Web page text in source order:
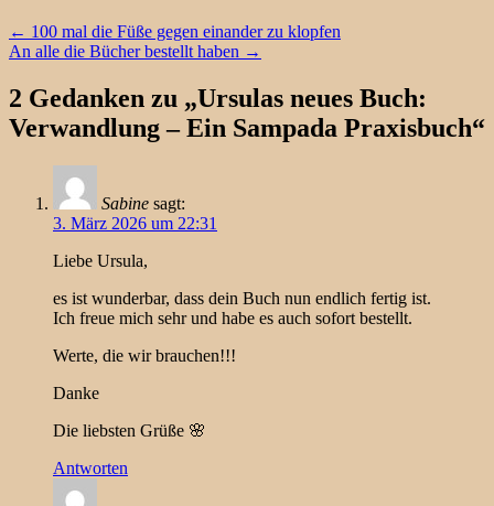
← 100 mal die Füße gegen einander zu klopfen
An alle die Bücher bestellt haben →
2 Gedanken zu „Ursulas neues Buch:
Verwandlung – Ein Sampada Praxisbuch“
Sabine sagt:
3. März 2026 um 22:31
Liebe Ursula,
es ist wunderbar, dass dein Buch nun endlich fertig ist.
Ich freue mich sehr und habe es auch sofort bestellt.
Werte, die wir brauchen!!!
Danke
Die liebsten Grüße 🌸
Antworten